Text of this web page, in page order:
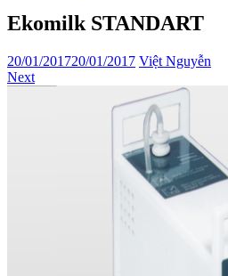
Ekomilk STANDART
20/01/201720/01/2017 Việt Nguyễn
Next